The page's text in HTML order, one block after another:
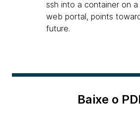
ssh into a container on
web portal, points
future.
Baixe o